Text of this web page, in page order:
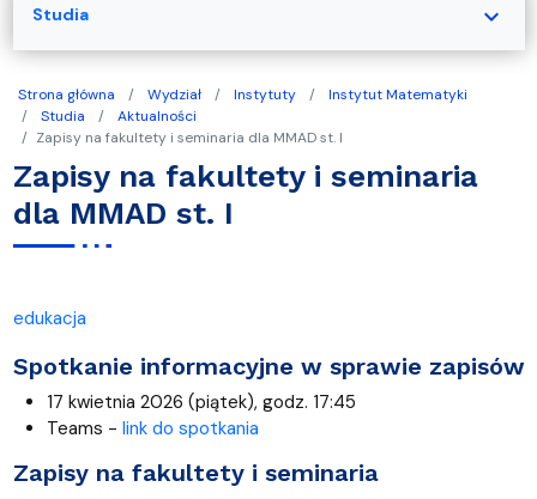
Strona główna Wydział Instytuty
Instytut Matematyki
Studia
Aktualności
Zapisy na fakultety i seminaria dla MMAD st. I
Zapisy na fakultety i seminaria
dla MMAD st. I
edukacja
Spotkanie informacyjne w sprawie zapisów
17 kwietnia 2026 (piątek), godz. 17:45
Teams - link do spotkania
Zapisy na fakultety i seminaria
Studia expand_more